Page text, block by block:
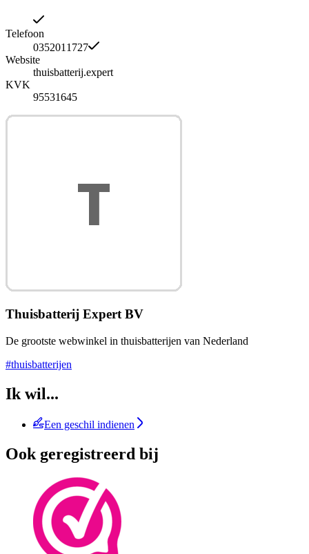
Telefoon
0352011727
Website
thuisbatterij.expert
KVK
95531645
Thuisbatterij Expert BV
De grootste webwinkel in thuisbatterijen van Nederland
#thuisbatterijen
Ik wil...
Een geschil indienen
Ook geregistreerd bij